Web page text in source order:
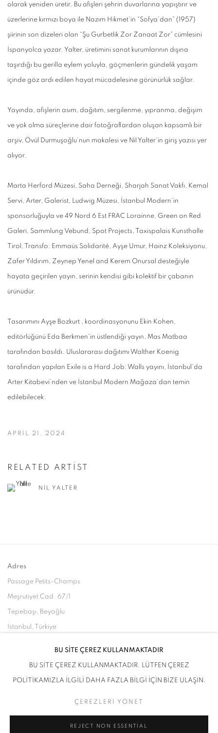
olarak yeniden üretir. Bu afişleri şehrin duvarlarına yapıştırır ve
üzerlerine kırmızı boya ile Nazım Hikmet’in “Sofya’dan” (1957)
şiirinin son dizeleri olan “Şu Gurbetlik Zor Zanaat Zor” cümlesini
İspanyolca yazar. Yalter, üretimini sanat kurumlarının dışına
taşırdığı bu gerilla eylem yoluyla, göçmenlerin gündelik yaşam
içinde göz ardı edilen hayat mücadelesine görünürlük sağlar.
Yayında, afişlerin asım, dağıtım, sergilenme, yıpranma, değişim
ve yok olma süreçlerine dair fotoğraflardan oluşan kapsamlı bir
arşiv, Övül Durmuşoğlu’nun makalesi ve Nil Yalter’in giriş yazısı yer
alıyor.
Marta Herford Müzesi, Saha Derneği, Sharjah Sanat Vakfı, Kemal
Servi, Arter, Galerist, Ludwig Müzesi, İstanbul Modern’in
sponsorluğuyla ve 49 Nord 6 Est FRAC Lorainne, Green on Red
Galeri, Sammlung Vebund, Spot Projects, Taxispalais Kunsthalle
Tirol, Transfo: Emmaüs Solidarité, Ayşe Umur, Hainz Koleksiyonu,
Zafer Yıldırım, Zeynep Yenel and Kerem Onursal desteğiyle
hayata geçirilen yayın, serinin kendisi gibi kolektif bir çabanın
ürünüdür.
Tasarımını Ayşe Bozkurt , koordinasyonunu Ekin Kohen,
editörlüğünü Eda Berkmen’in üstlendiği yayın, Mas Matbaa
tarafından basıldı. Uluslararası dağıtımı Walther Koenig
tarafından yapılan Exile is a Hard Job: Walls yayını, İstanbul’da
Arter Kitabevi’nden ve İstanbul Modern Mağaza’dan temin
edilebilecek.
APRIL 21, 2024
RELATED ARTIST
NIL YALTER
Adres
Passage Petits-Champs
Meşrutiyet Cad. 67/1
Tepebaşı, Beyoğlu
İstanbul, Türkiye
Ziyaret Saatleri
Salı - Cumartesi: 11.00 - 19.00
BU SİTE ÇEREZ KULLANMAKTADIR
BU SİTE ÇEREZ KULLANMAKTADIR. LÜTFEN ÇEREZ
POLİTİKAMIZLA İLGİLİ DAHA FAZLA BİLGİ İÇİN BİZE ULAŞIN.
ÇEREZLERİ YÖNET
REJECT NON ESSENTIAL